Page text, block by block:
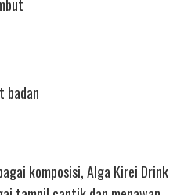
badan
komposisi, Alga Kirei Drink